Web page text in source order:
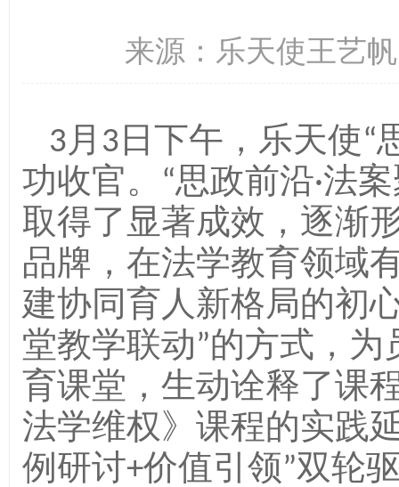
来源：乐天使王艺
3月3日下午，乐天使“
功收官。“思政前沿·法
取得了显著成效，逐渐
品牌，在法学教育领域
建协同育人新格局的初
堂教学联动”的方式，
育课堂，生动诠释了课
法学维权》课程的实践
例研讨+价值引领”双轮